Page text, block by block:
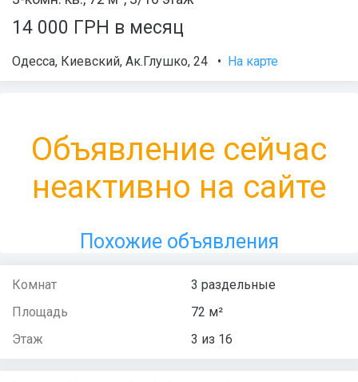
14 000 ГРН в месяц
Одесса, Киевский, Ак.Глушко, 24 • На карте
Объявление сейчас
неактивно на сайте
Похожие объявления
Комнат
3 раздельные
Площадь
72 м²
Этаж
3 из 16